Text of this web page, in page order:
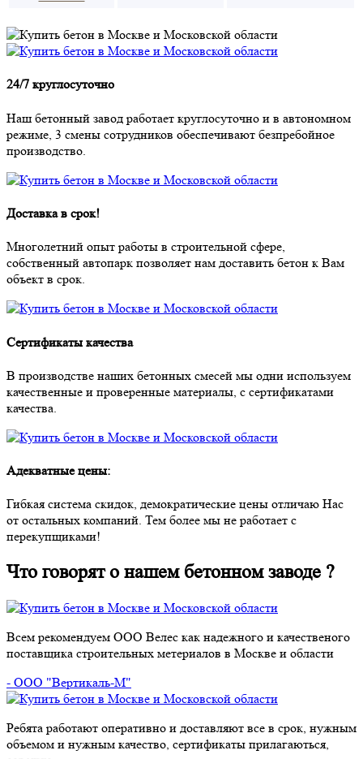
24/7 круглосуточно
Наш бетонный завод работает круглосуточно и в автономном
режиме, 3 смены сотрудников обеспечивают безпребойное
производство.
Доставка в срок!
Многолетний опыт работы в строительной сфере,
собственный автопарк позволяет нам доставить бетон к Вам
объект в срок.
Сертификаты качества
В производстве наших бетонных смесей мы одни используем
качественные и проверенные материалы, с сертификатами
качества.
Адекватные цены:
Гибкая система скидок, демократические цены отличаю Нас
от остальных компаний. Тем более мы не работает с
перекупщиками!
Что говорят о нашем бетонном заводе ?
Всем рекомендуем ООО Велес как надежного и качественого
поставщика строительных метериалов в Москве и области
- ООО "Вертикаль-М"
Ребята работают оперативно и доставляют все в срок, нужным
объемом и нужным качество, сертификаты прилагаються,